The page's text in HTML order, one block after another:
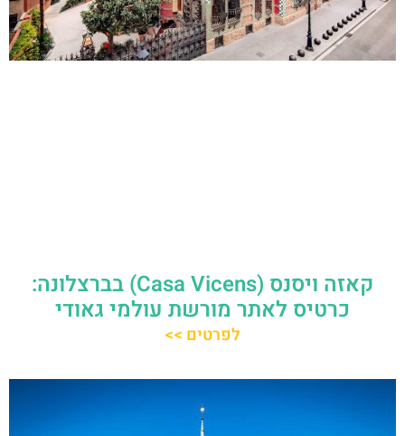
קאזה ויסנס (Casa Vicens) בברצלונה:
כרטיס לאתר מורשת עולמי גאודי
לפרטים >>